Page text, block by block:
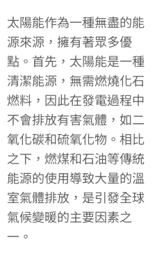
太陽能作為一種無盡的能
源來源，擁有著眾多優
點。首先，太陽能是一種
清潔能源，無需燃燒化石
燃料，因此在發電過程中
不會排放有害氣體，如二
氧化碳和硫氧化物。相比
之下，燃煤和石油等傳統
能源的使用導致大量的溫
室氣體排放，是引發全球
氣候變暖的主要因素之
一。